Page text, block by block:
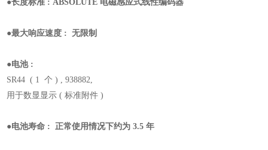
●长度标准 : ABSOLUTE 电磁感应式线性编码器
●最大响应速度 : 无限制
●电池 :
SR44 ( 1 个 ) , 938882,
用于数显显示 ( 标准附件 )
●电池寿命 : 正常使用情况下约为 3.5 年